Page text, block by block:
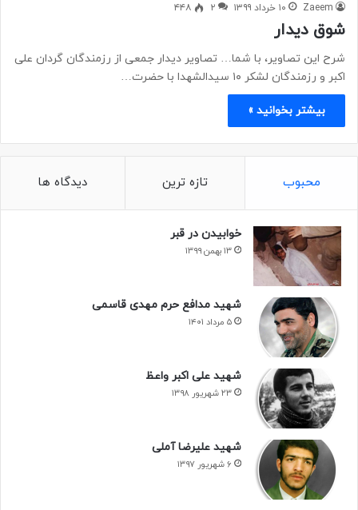
Zaeem ۱۰ خرداد ۱۳۹۹ ۲ ۴۴۸
شوق دیدار
شرح این تصاویر، با شما… تصاویر دیدار جمعی از رزمندگان گردان علی
اکبر و رزمندگان لشکر ۱۰ سیدالشهدا با حضرت…
بیشتر بخوانید »
محبوب تازه ترین دیدگاه ها
خوابیدن در قبر
۱۳ بهمن ۱۳۹۹
شهید مدافع حرم مهدی قاسمی
۵ مرداد ۱۴۰۱
شهید علی اکبر واعظ
۲۳ شهریور ۱۳۹۸
شهید علیرضا آملی
۶ شهریور ۱۳۹۷